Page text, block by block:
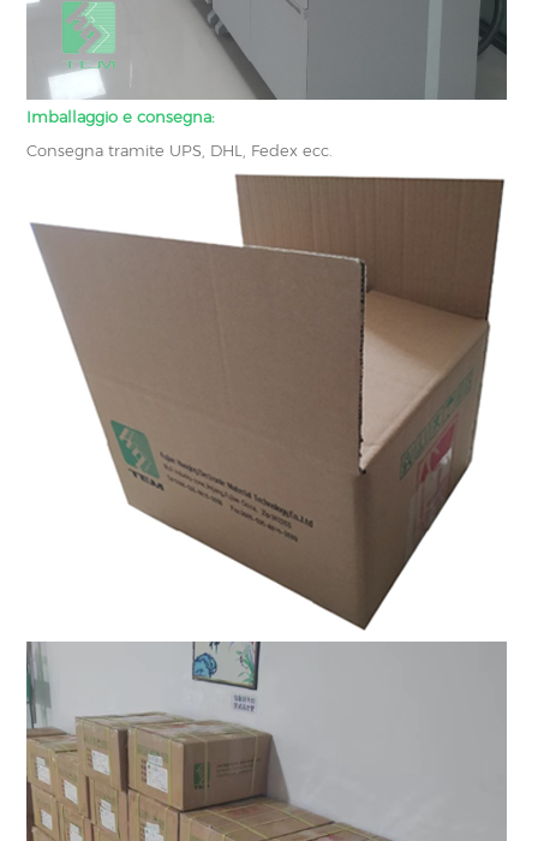
Imballaggio e consegna:
Consegna tramite UPS, DHL, Fedex ecc.